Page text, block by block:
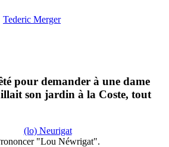
Tederic Merger
pour demander à une dame
son jardin à la Coste, tout
(lo) Neurigat
"Lou Néwrigat".